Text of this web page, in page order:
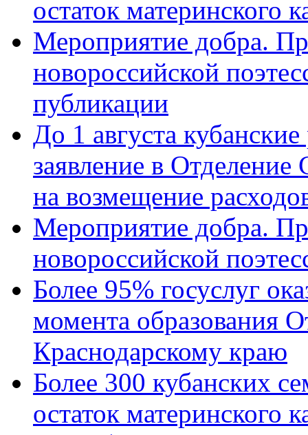
остаток материнского
Мероприятие добра.
новороссийской
публикации
До 1 августа
заявление в
на возмещение
Мероприятие добра.
новороссийской
Более 95% госуслуг
момента образования
Краснодарскому краю
Более 300 кубанских
остаток материнского